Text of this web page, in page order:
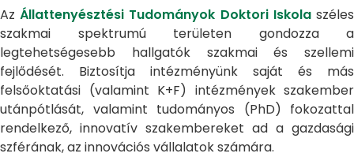
AzÁllattenyésztési Tudományok Doktori Iskolaszéles
szakmai spektrumú területen gondozza a
legtehetségesebb hallgatók szakmai és szellemi
fejlődését. Biztosítja intézményünk saját és más
felsőoktatási (valamint K+F) intézmények szakember
utánpótlását, valamint tudományos (PhD) fokozattal
rendelkező, innovatív szakembereket ad a gazdasági
szférának, az innovációs vállalatok számára.